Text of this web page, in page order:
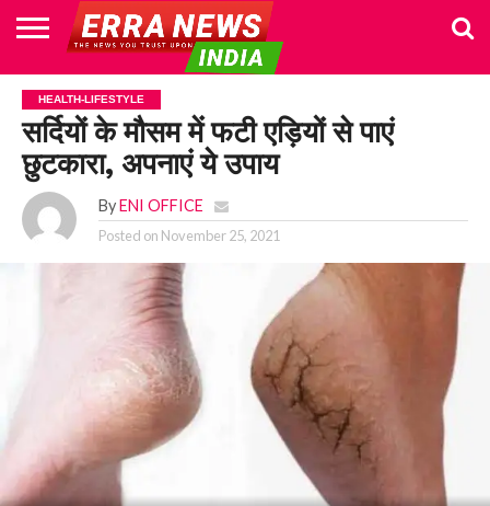
HOME
POLITICS
NEWS
BUSINESS
CULTURE
NATIONAL
SPORTS
LIFESTYLE
TRAVEL
OPINION
BREAKING
NEWS
ENTERTAINMENT
WORLD
CRIME
JOIN
US
HEALTH-LIFESTYLE
सर्दियों के मौसम में फटी एड़ियों से पाएं
छुटकारा, अपनाएं ये उपाय
By ENI OFFICE
Posted on November 25, 2021